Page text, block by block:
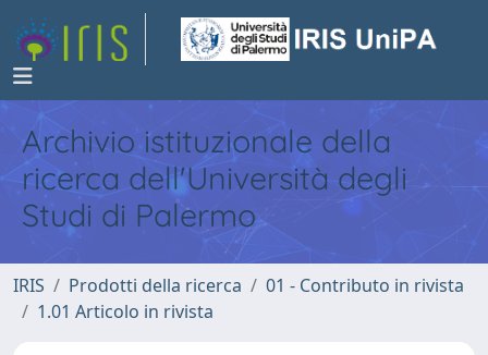
Archivio istituzionale della
ricerca dell'Università degli
Studi di Palermo
IRIS Prodotti della ricerca
01 - Contributo in rivista
1.01 Articolo in rivista